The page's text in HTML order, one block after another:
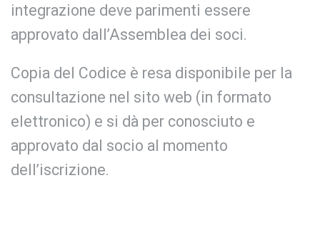
integrazione deve parimenti essere
approvato dall’Assemblea dei soci.
Copia del Codice è resa disponibile per la
consultazione nel sito web (in formato
elettronico) e si dà per conosciuto e
approvato dal socio al momento
dell’iscrizione.